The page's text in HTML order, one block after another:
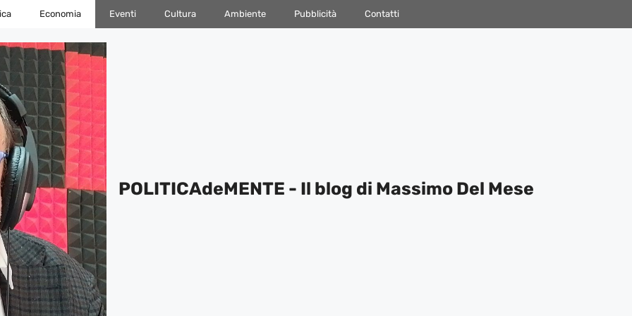
Economia Eventi Cultura Ambiente Pubblicità Contatti
POLITICAdeMENTE - Il blog di Massimo Del Mese